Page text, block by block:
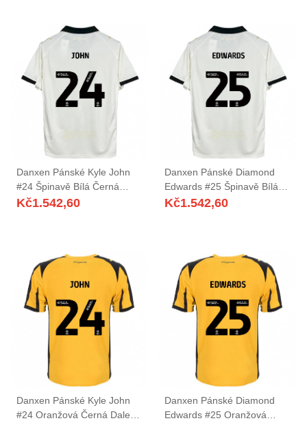
Danxen Pánské Kyle John
#24 Špinavě Bílá Černá
Domů Hráčské Dresy
Kč1.542,60
Danxen Pánské Diamond
Edwards #25 Špinavě Bílá
Černá Domů Hráčské Dresy
Kč1.542,60
Danxen Pánské Kyle John
#24 Oranžová Černá Daleko
Danxen Pánské Diamond
Edwards #25 Oranžová